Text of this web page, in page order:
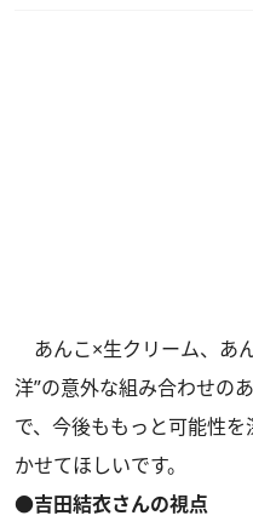
あんこ×生クリーム、あ
洋”の意外な組み合わせの
で、今後ももっと可能性
かせてほしいです。
●吉田結衣さんの視点